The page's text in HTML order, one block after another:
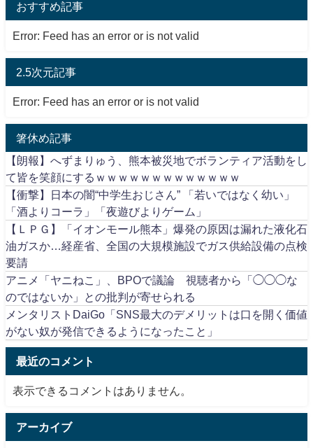
おすすめ記事
Error: Feed has an error or is not valid
2.5次元記事
Error: Feed has an error or is not valid
箸休め記事
【朗報】へずまりゅう、熊本被災地でボランティア活動をし
て皆を笑顔にするｗｗｗｗｗｗｗｗｗｗｗｗｗ
【衝撃】日本の闇“中学生おじさん” 「若いではなく幼い」
「酒よりコーラ」「夜遊びよりゲーム」
【ＬＰＧ】「イオンモール熊本」爆発の原因は漏れた液化石
油ガスか…経産省、全国の大規模施設でガス供給設備の点検
要請
アニメ「ヤニねこ」、BPOで議論 視聴者から「◯◯◯な
のではないか」との批判が寄せられる
メンタリストDaiGo「SNS最大のデメリットは口を開く価値
がない奴が発信できるようになったこと」
最近のコメント
表示できるコメントはありません。
アーカイブ